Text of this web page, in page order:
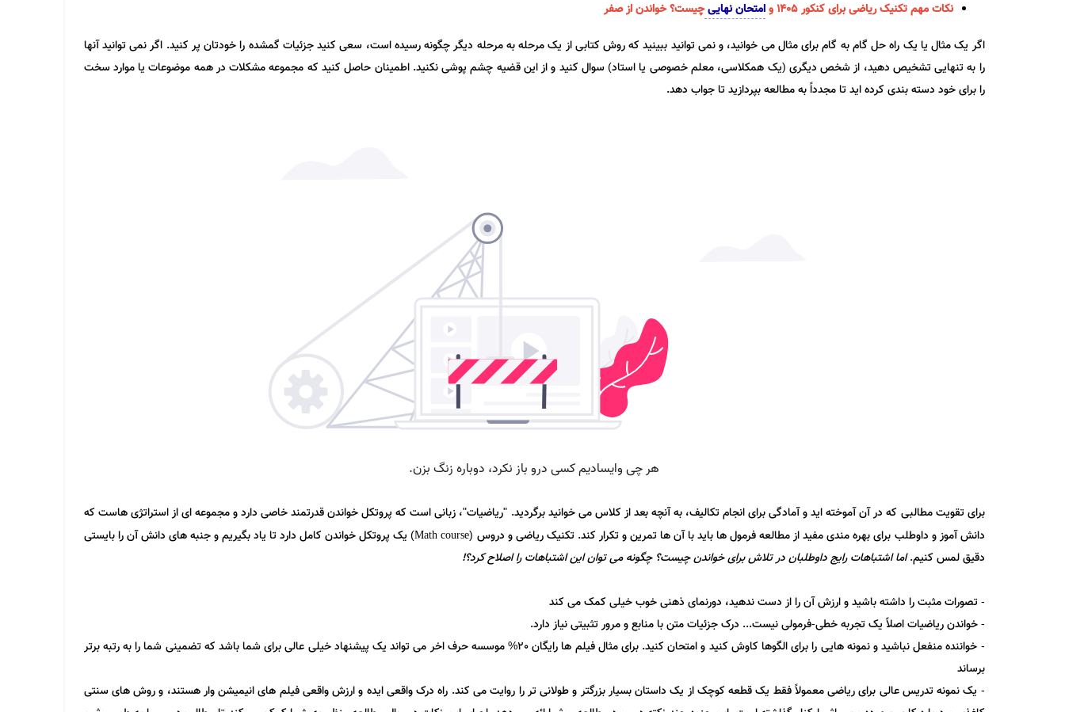
نکات مهمتکنیک ریاضیبرای کنکور 1405 و امتحان نهاییچیست؟ خواندن از صفر
اگر یک مثال یا یک راه حل گام به گام برای مثال می خوانید، و نمی توانید ببینید که روش کتابی از یک مرحله به مرحله دیگر چگونه رسیده است، سعی کنید جزئیات گمشده را خودتان پر کنید. اگر نمی توانید آنها
را به تنهایی تشخیص دهید، از شخص دیگری (یک همکلاسی، معلم خصوصی یا استاد) سوال کنید و از این قضیه چشم پوشی نکنید. اطمینان حاصل کنید که مجموعه مشکلات در همه موضوعات یا موارد سخت
را برای خود دسته بندی کرده اید تا مجدداً به مطالعه بپردازید تا جواب دهد.
برای تقویت مطالبی که در آن آموخته اید و آمادگی برای انجام تکالیف، به آنچه بعد از کلاس می خوانید برگردید. "ریاضیات"، زبانی است که پروتکل خواندن قدرتمند خاصی دارد و مجموعه ای از استراتژی هاست که
دانش آموز و داوطلب برای بهره مندی مفید از مطالعه فرمول ها باید با آن ها تمرین و تکرار کند. تکنیک ریاضی و دروس (Math course) یک پروتکل خواندن کامل دارد تا یاد بگیریم و جنبه های دانش آن را بایستی
دقیق لمس کنیم.اما اشتباهات رایج داوطلبان در تلاش برای خواندن چیست؟ چگونه می توان این اشتباهات را اصلاح کرد؟!
- تصورات مثبت را داشته باشید و ارزش آن را از دست ندهید، دورنمای ذهنی خوب خیلی کمک می کند
- خواندن ریاضیات اصلاً یک تجربه خطی-فرمولی نیست... درک جزئیات متن با منابع و مرور تثبیتی نیاز دارد.
- خواننده منفعل نباشید و نمونه هایی را برای الگوها کاوش کنید و امتحان کنید. برای مثال فیلم ها رایگان 20% موسسه حرف اخر می تواند یک پیشنهاد خیلی عالی برای شما باشد که تضمینی شما را به رتبه برتر
برساند
- یک نمونه تدریس عالی برای ریاضی معمولاً فقط یک قطعه کوچک از یک داستان بسیار بزرگتر و طولانی تر را روایت می کند. راه درک واقعی ایده و ارزش واقعی فیلم های انیمیشن وار هستند، و روش های سنتی